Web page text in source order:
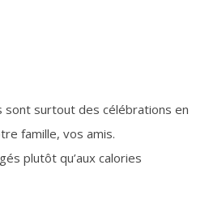
sont surtout des célébrations en
famille, vos amis.
plutôt qu’aux calories